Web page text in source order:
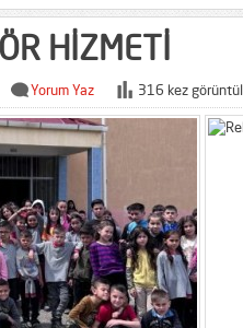
HİZMETİ
Yorum Yaz 316 kez